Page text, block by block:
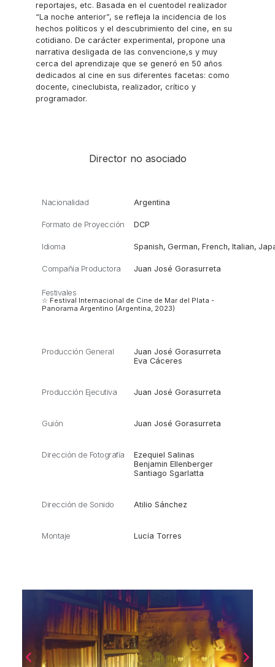
reportajes, etc. Basada en el cuentodel realizador
“La noche anterior”, se refleja la incidencia de los
hechos políticos y el descubrimiento del cine, en su
cotidiano. De carácter experimental, propone una
narrativa desligada de las convencione,s y muy
cerca del aprendizaje que se generó en 50 años
dedicados al cine en sus diferentes facetas: como
docente, cineclubista, realizador, crítico y
programador.
Director no asociado
Nacionalidad Argentina
Formato de Proyección DCP
Idioma Spanish, German, French, Italian,
Compañía Productora Juan José Gorasurreta
Festivales
☆ Festival Internacional de Cine de Mar del Plata -
Panorama Argentino (Argentina, 2023)
Producción General
Juan José Gorasurreta
Eva Cáceres
Producción Ejecutiva Juan José Gorasurreta
Guión Juan José Gorasurreta
Dirección de Fotografía
Ezequiel Salinas
Benjamin Ellenberger
Santiago Sgarlatta
Dirección de Sonido Atilio Sánchez
Montaje Lucía Torres